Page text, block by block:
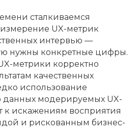
сталкиваемся
UX-метрик
интервью —
нужны конкретные цифры.
метрики корректно
качественных
использование
данных модерируемых UX-
к искажениям восприятия
и рискованным бизнес-